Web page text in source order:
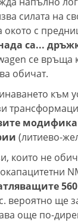
силата на
окото с
са...
се връща
обичат.
към
(литиево-
които не
вероятно ще
още по-